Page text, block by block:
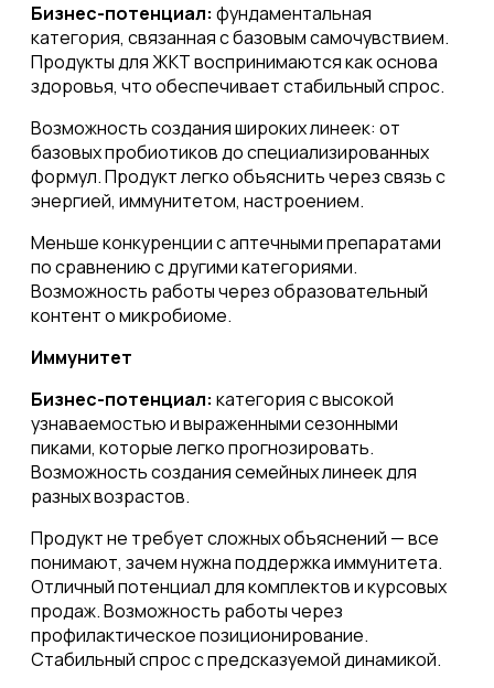
Бизнес-потенциал: фундаментальная
категория, связанная с базовым самочувствием.
Продукты для ЖКТ воспринимаются как основа
здоровья, что обеспечивает стабильный спрос.
Возможность создания широких линеек: от
базовых пробиотиков до специализированных
формул. Продукт легко объяснить через связь с
энергией, иммунитетом, настроением.
Меньше конкуренции с аптечными препаратами
по сравнению с другими категориями.
Возможность работы через образовательный
контент о микробиоме.
Иммунитет
Бизнес-потенциал: категория с высокой
узнаваемостью и выраженными сезонными
пиками, которые легко прогнозировать.
Возможность создания семейных линеек для
разных возрастов.
Продукт не требует сложных объяснений — все
понимают, зачем нужна поддержка иммунитета.
Отличный потенциал для комплектов и курсовых
продаж. Возможность работы через
профилактическое позиционирование.
Стабильный спрос с предсказуемой динамикой.